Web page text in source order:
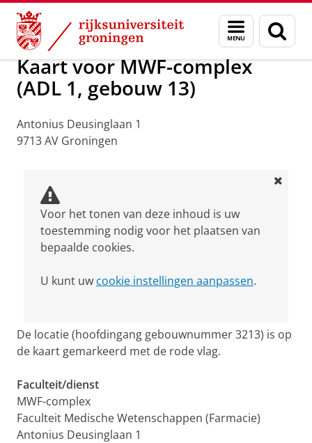
Skip
Content
Skip
Navigation
Menu
en
zoeken
Over ons Praktische zaken Waar vindt u ons
Kaart voor MWF-complex
(ADL 1, gebouw 13)
Antonius Deusinglaan 1
9713 AV Groningen
Voor het tonen van deze inhoud is uw
toestemming nodig voor het plaatsen van
bepaalde cookies.
U kunt uw cookie instellingen aanpassen.
De locatie (hoofdingang gebouwnummer 3213) is op
de kaart gemarkeerd met de rode vlag.
Faculteit/dienst
MWF-complex
Faculteit Medische Wetenschappen (Farmacie)
Antonius Deusinglaan 1